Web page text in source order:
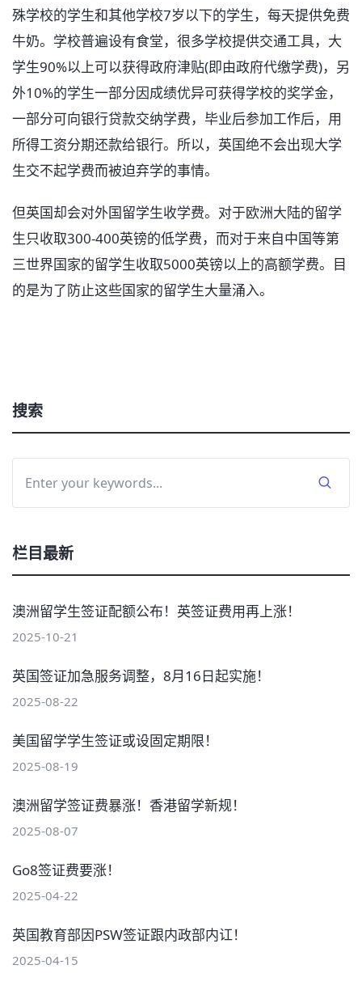
殊学校的学生和其他学校7岁以下的学生，每天提供免费
牛奶。学校普遍设有食堂，很多学校提供交通工具，大
学生90%以上可以获得政府津贴(即由政府代缴学费)，另
外10%的学生一部分因成绩优异可获得学校的奖学金，
一部分可向银行贷款交纳学费，毕业后参加工作后，用
所得工资分期还款给银行。所以，英国绝不会出现大学
生交不起学费而被迫弃学的事情。
但英国却会对外国留学生收学费。对于欧洲大陆的留学
生只收取300-400英镑的低学费，而对于来自中国等第
三世界国家的留学生收取5000英镑以上的高额学费。目
的是为了防止这些国家的留学生大量涌入。
搜索
栏目最新
澳洲留学生签证配额公布！英签证费用再上涨！
2025-10-21
英国签证加急服务调整，8月16日起实施！
2025-08-22
美国留学学生签证或设固定期限！
2025-08-19
澳洲留学签证费暴涨！香港留学新规！
2025-08-07
Go8签证费要涨！
2025-04-22
英国教育部因PSW签证跟内政部内讧！
2025-04-15